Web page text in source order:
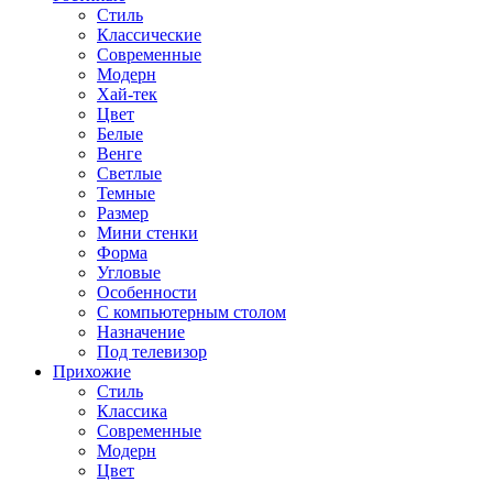
Стиль
Классические
Современные
Модерн
Хай-тек
Цвет
Белые
Венге
Светлые
Темные
Размер
Мини стенки
Форма
Угловые
Особенности
С компьютерным столом
Назначение
Под телевизор
Прихожие
Стиль
Классика
Современные
Модерн
Цвет